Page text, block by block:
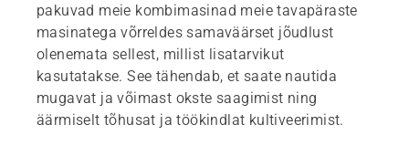
pakuvad meie kombimasinad meie tavapäraste
masinatega võrreldes samaväärset jõudlust
olenemata sellest, millist lisatarvikut
kasutatakse. See tähendab, et saate nautida
mugavat ja võimast okste saagimist ning
äärmiselt tõhusat ja töökindlat kultiveerimist.